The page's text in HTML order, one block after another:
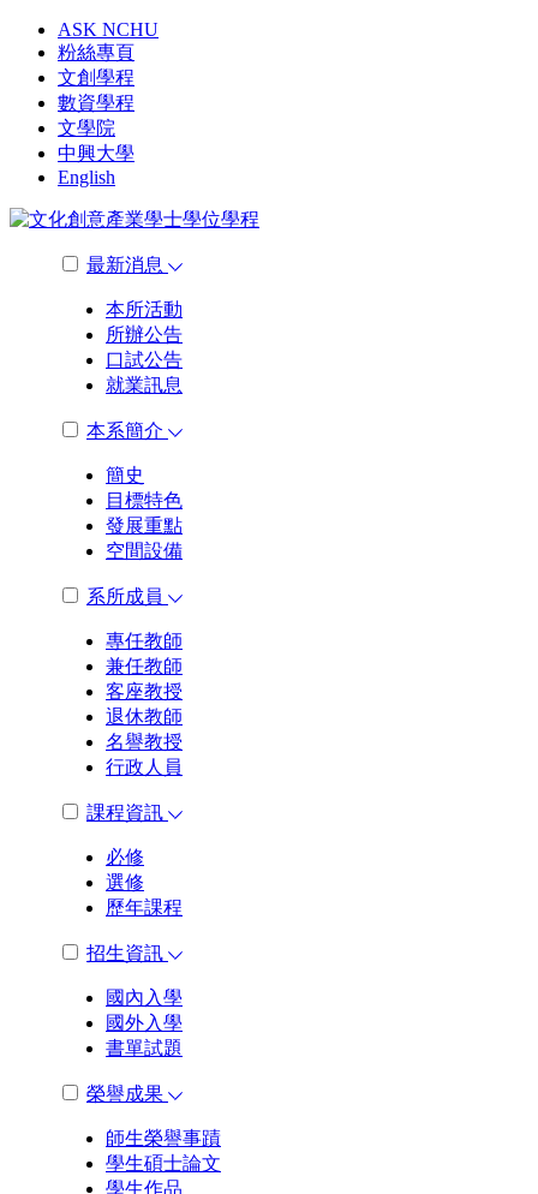
ASK NCHU
粉絲專頁
文創學程
數資學程
文學院
中興大學
English
最新消息
本所活動
所辦公告
口試公告
就業訊息
本系簡介
簡史
目標特色
發展重點
空間設備
系所成員
專任教師
兼任教師
客座教授
退休教師
名譽教授
行政人員
課程資訊
必修
選修
歷年課程
招生資訊
國內入學
國外入學
書單試題
榮譽成果
師生榮譽事蹟
學生碩士論文
學生作品